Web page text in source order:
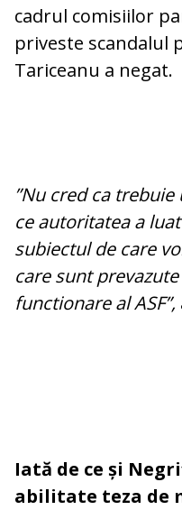
cadrul comisiilor
priveste scandalul
Tariceanu a negat.
”Nu cred ca
ce autoritatea a
subiectul de care
care sunt
functionare al ASF”,
Iată de ce și
abilitate teza de